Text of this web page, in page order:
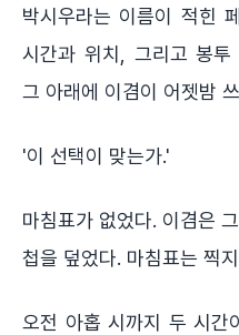
박시우라는 이름이 적힌
시간과 위치, 그리고 봉투
그 아래에 이겸이 어젯밤
'이 선택이 맞는가.'
마침표가 없었다. 이겸은
첩을 덮었다. 마침표는 찍
오전 아홉 시까지 두 시간